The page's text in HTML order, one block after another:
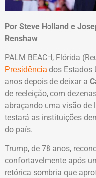
Por Steve Holland e
Renshaw
PALM BEACH, Flórida
Presidência dos Estados
anos depois de deixar a
de reeleição, com
abraçando uma visão de
testará as instituições
do país.
Trump, de 78 anos,
confortavelmente após
retórica sombria que